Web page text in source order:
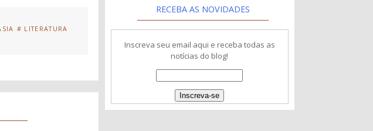
# LITERATURA
RECEBA AS NOVIDADES
Inscreva seu email aqui e receba todas as
notícias do blog!